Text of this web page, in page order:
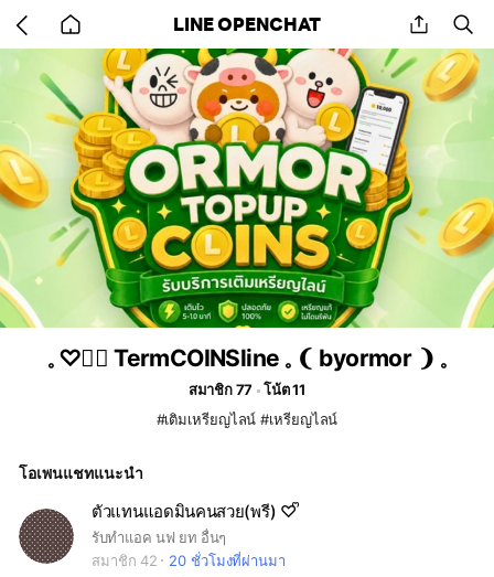
back
to
home
LINE OPENCHAT share
𓈒 ♡✊🏻 TermCOINSline 𓈒 ❨ byormor ❩ 𓈒
สมาชิก 77
โน้ต 11
#เติมเหรียญไลน์ #เหรียญไลน์
โอเพนแชทแนะนำ
ตัวแทนแอดมินคนสวย(พรี) ♡ ᩚ
รับทำแอค นฟ ยท อื่นๆ
สมาชิก 42
20 ชั่วโมงที่ผ่านมา